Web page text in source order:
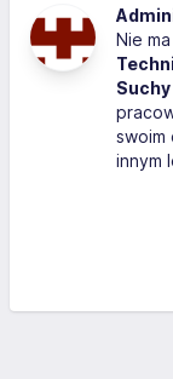
Nie
Suchy
swoim
innym